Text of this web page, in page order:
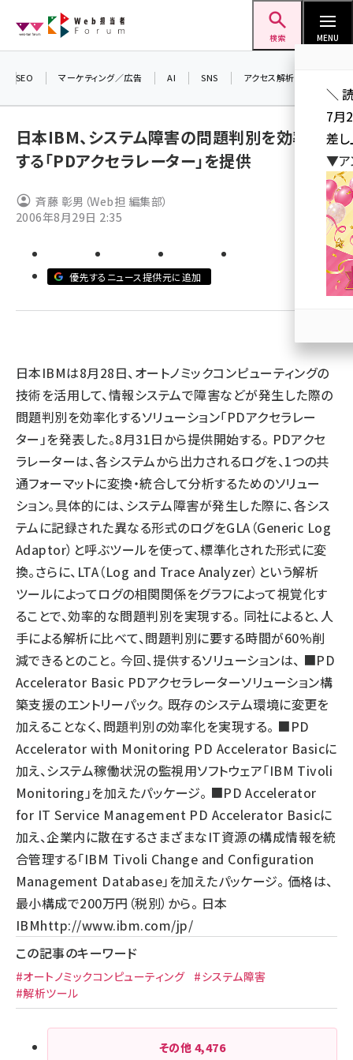
ン
検索 MENU
ai (2799)
note (2308)
llmo (1155)
SEO マーケティング／広告 AI SNS アクセス解析／データ分析
日本IBM、システム障害の問題判別を効率化
する「PDアクセラレーター」を提供
斉藤 彰男（Web担 編集部）
2006年8月29日 2:35
優先するニュース提供元に追加
日本IBMは8月28日、オートノミックコンピューティングの
技術を活用して、情報システムで障害などが発生した際の
問題判別を効率化するソリューション「PDアクセラレー
ター」を発表した。8月31日から提供開始する。 PDアクセ
ラレーターは、各システムから出力されるログを、1つの共
通フォーマットに変換・統合して分析するためのソリュー
ション。具体的には、システム障害が発生した際に、各シス
テムに記録された異なる形式のログをGLA（Generic Log
Adaptor）と呼ぶツールを使って、標準化された形式に変
換。さらに、LTA（Log and Trace Analyzer）という解析
ツールによってログの相関関係をグラフによって視覚化す
ることで、効率的な問題判別を実現する。 同社によると、人
手による解析に比べて、問題判別に要する時間が60%削
減できるとのこと。 今回、提供するソリューションは、 ■PD
Accelerator Basic PDアクセラレーターソリューション構
築支援のエントリーパック。 既存のシステム環境に変更を
加えることなく、問題判別の効率化を実現する。 ■PD
Accelerator with Monitoring PD Accelerator Basicに
加え、システム稼働状況の監視用ソフトウェア「IBM Tivoli
Monitoring」を加えたパッケージ。 ■PD Accelerator
for IT Service Management PD Accelerator Basicに
加え、企業内に散在するさまざまなIT資源の構成情報を統
合管理する「IBM Tivoli Change and Configuration
Management Database」を加えたパッケージ。 価格は、
最小構成で200万円（税別）から。 日本
IBMhttp://www.ibm.com/jp/
この記事のキーワード
#オートノミックコンピューティング
#システム障害
#解析ツール
その他 4,476
＼
7月
差し
▼ア